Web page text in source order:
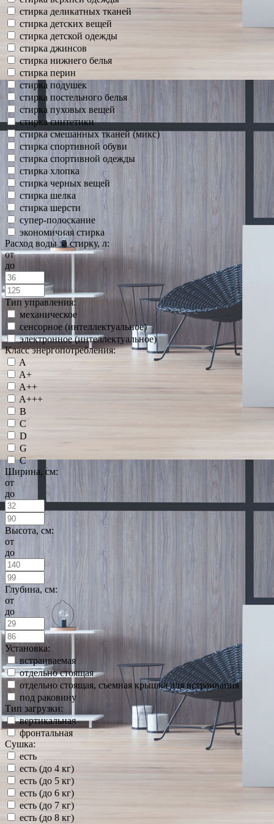
стирка деликатных тканей
стирка детских вещей
стирка детской одежды
стирка джинсов
стирка нижнего белья
стирка перин
стирка подушек
стирка постельного белья
стирка пуховых вещей
стирка синтетики
стирка смешанных тканей (микс)
стирка спортивной обуви
стирка спортивной одежды
стирка хлопка
стирка черных вещей
стирка шелка
стирка шерсти
супер-полоскание
экономичная стирка
Расход воды за стирку, л:
от
до
Тип управления:
механическое
сенсорное (интеллектуальное)
электронное (интеллектуальное)
Класс энергопотребления:
A
A+
A++
A+++
B
C
D
G
С
Ширина, см:
от
до
Высота, см:
от
до
Глубина, см:
от
до
Установка:
встраиваемая
отдельно стоящая
отдельно стоящая, съемная крышка для встраивания
под раковину
Тип загрузки:
вертикальная
фронтальная
Сушка:
есть
есть (до 4 кг)
есть (до 5 кг)
есть (до 6 кг)
есть (до 7 кг)
есть (до 8 кг)